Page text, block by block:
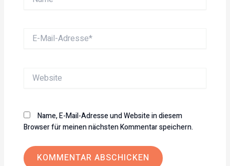
Mail-
Website
Name, E-Mail-Adresse und Website in diesem
Browser für meinen nächsten Kommentar speichern.